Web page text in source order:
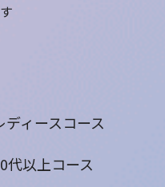
ディースコース
代以上コース